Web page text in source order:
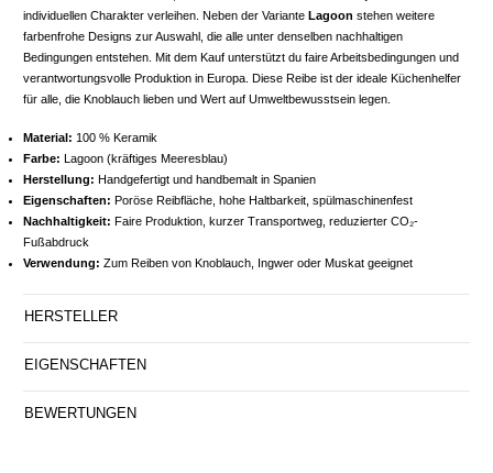
individuellen Charakter verleihen. Neben der Variante Lagoon stehen weitere
farbenfrohe Designs zur Auswahl, die alle unter denselben nachhaltigen
Bedingungen entstehen. Mit dem Kauf unterstützt du faire Arbeitsbedingungen und
verantwortungsvolle Produktion in Europa. Diese Reibe ist der ideale Küchenhelfer
für alle, die Knoblauch lieben und Wert auf Umweltbewusstsein legen.
Material: 100 % Keramik
Farbe: Lagoon (kräftiges Meeresblau)
Herstellung: Handgefertigt und handbemalt in Spanien
Eigenschaften: Poröse Reibfläche, hohe Haltbarkeit, spülmaschinenfest
Nachhaltigkeit: Faire Produktion, kurzer Transportweg, reduzierter CO₂-
Fußabdruck
Verwendung: Zum Reiben von Knoblauch, Ingwer oder Muskat geeignet
HERSTELLER
EIGENSCHAFTEN
BEWERTUNGEN